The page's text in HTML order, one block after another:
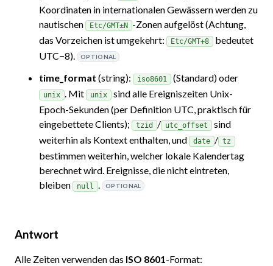
Koordinaten in internationalen Gewässern werden zu
nautischen
Etc/GMT±N -Zonen aufgelöst (Achtung,
das Vorzeichen ist umgekehrt:
Etc/GMT+8
bedeutet
UTC−8).
OPTIONAL
time_format (string): iso8601 (Standard) oder
unix . Mit unix
sind alle Ereigniszeiten Unix-
Epoch-Sekunden (per Definition UTC, praktisch für
eingebettete Clients);
tzid / utc_offset
sind
weiterhin als Kontext enthalten, und
date / tz
bestimmen weiterhin, welcher lokale Kalendertag
berechnet wird. Ereignisse, die nicht eintreten,
bleiben
null OPTIONAL
Antwort
Alle Zeiten verwenden das ISO 8601-Format: